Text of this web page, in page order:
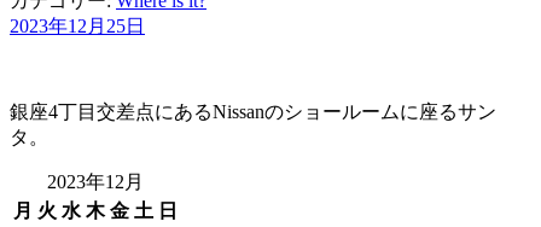
2023年12月25日
銀座4丁目交差点にあるNissanのショールームに座るサン
タ。
2023年12月
月 火 水 木 金 土 日